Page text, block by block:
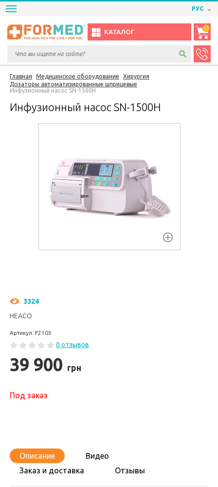
РУС
КАТАЛОГ
0
Главная Медицинское оборудование
Хирургия
Дозаторы автоматизированные шприцевые
Инфузионный насос SN-1500H
Инфузионный насос SN-1500H
3324
HEACO
Артикул: F2103
0 отзывов
39 900 грн
Под заказ
Описание
Видео
Заказ и доставка
Отзывы